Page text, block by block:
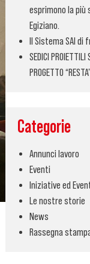
esprimono la più
Egiziano.
Il Sistema SAI di
SEDICI PROIETTILI
PROGETTO “RESTA”
Categorie
Annunci lavoro
Eventi
Iniziative ed
Le nostre storie
News
Rassegna